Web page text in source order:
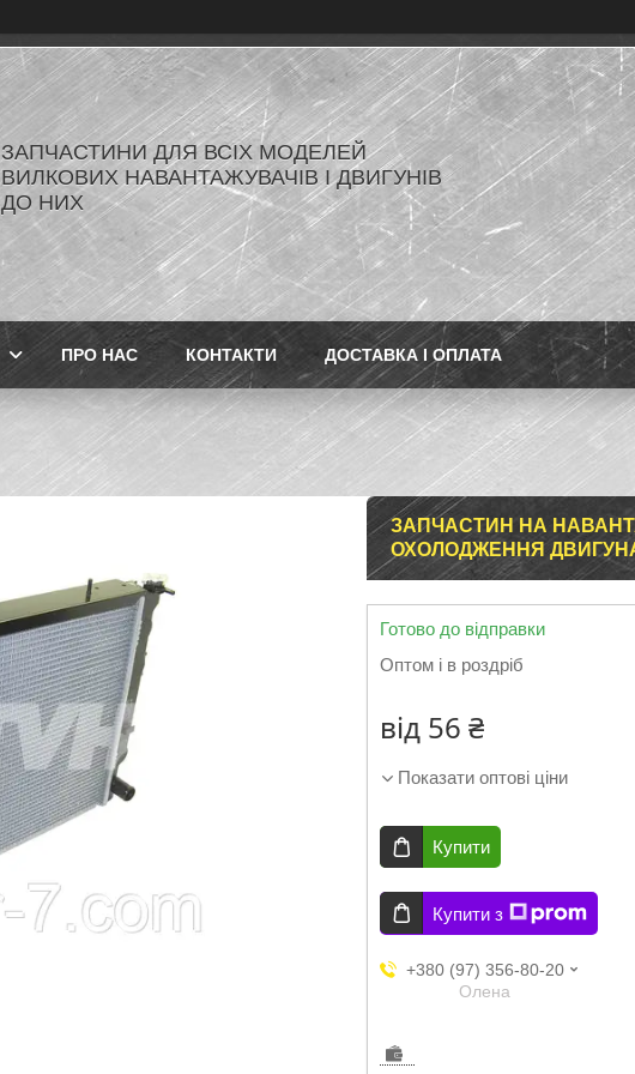
ЗАПЧАСТИНИ ДЛЯ ВСІХ МОДЕЛЕЙ
ВИЛКОВИХ НАВАНТАЖУВАЧІВ І ДВИГУНІВ
ДО НИХ
ПРО НАС КОНТАКТИ ДОСТАВКА І ОПЛАТА
ЗАПЧАСТИН НА
ОХОЛОДЖЕННЯ
Готово до відправки
Оптом і в роздріб
від 56 ₴
Показати оптові ціни
Купити
Купити з
+380 (97) 356-80-20
Олена